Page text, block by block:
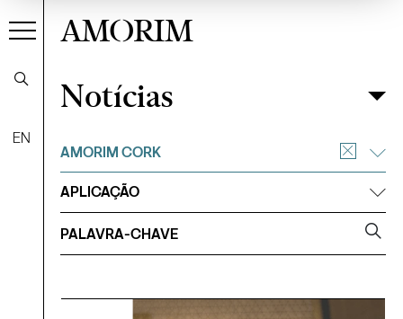
EN
AMORIM
Notícias
Filtrar
Notícias
AMORIM CORK
APLICAÇÃO